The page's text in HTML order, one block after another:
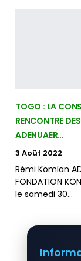
TOGO : LA
RENCONTRE
ADENUAER…
3 Août 2022
Rémi Komlan
FONDATION
le samedi 30…